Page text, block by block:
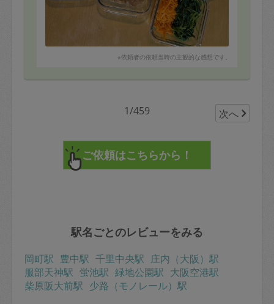
・にんじんほうれん草のナムル
本日はありがとうございました。どのメニューも美味し
くて、はじめはお願いするのを後ろ向きだった夫から
「美味しい！プロの味」との言葉が！
これからのご活躍を心より応援しています！
(結果変更しなくて済みましたが優しいメッセージ対応に
・プロセスチェック（5点）メッセージも活用され、当日
リードも適切でした
・段取り良さ（5点）完成度、量ともにハイパフォーマン
スでした
※依頼者の依頼当時の主観的な感想です。
1/459 次へ
駅名ごとのレビューをみる
岡町駅 豊中駅 千里中央駅 庄内（大阪）駅
服部天神駅 蛍池駅 緑地公園駅 大阪空港駅
柴原阪大前駅 少路（モノレール）駅